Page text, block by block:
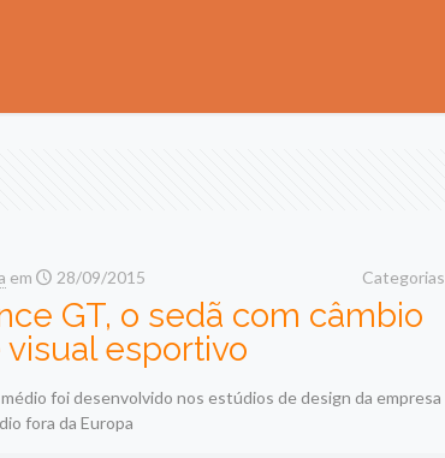
em 28/09/2015 Categorias
GT, o sedã com câmbio
esportivo
foi desenvolvido nos estúdios de design da empresa
fora da Europa